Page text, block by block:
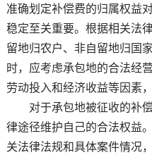
准确划定补偿费的归属权益
稳定至关重要。根据相关法
留地归农户、非自留地归国
时，应考虑承包地的合法经
劳动投入和经济收益等因素
对于承包地被征收的补偿
律途径维护自己的合法权益
关法律法规和具体案件情况